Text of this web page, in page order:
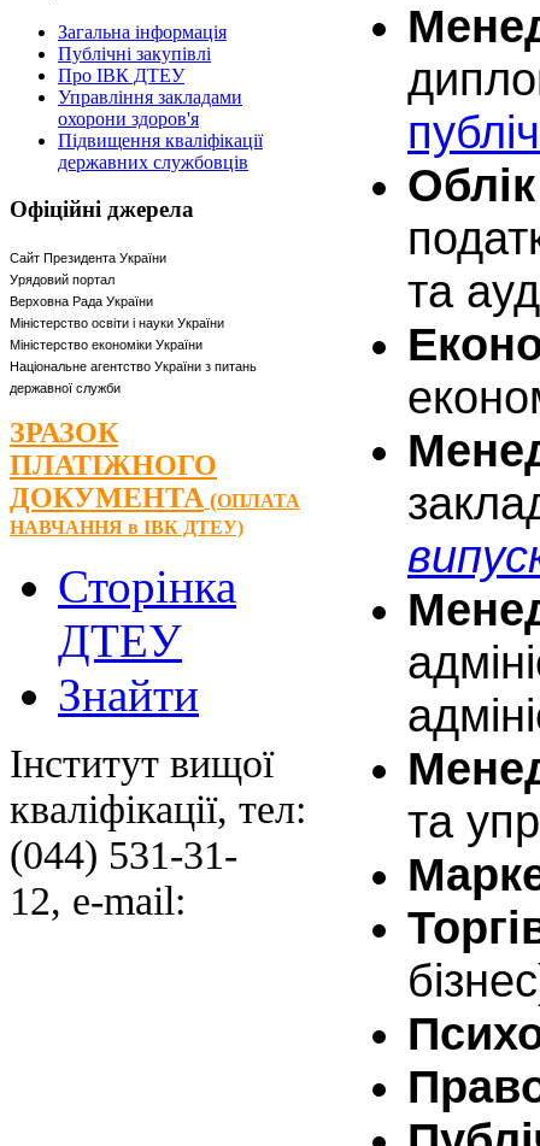
та
та
Загальна інформація
Публічні закупівлі
Про ІВК ДТЕУ
Управління закладами
охорони здоров'я
Підвищення кваліфікації
державних службовців
Офіційні джерела
Сайт Президента України
Урядовий портал
Верховна Рада України
Міністерство освіти і науки України
Міністерство економіки України
Національне агентство України з питань
державної служби
ЗРАЗОК
ПЛАТІЖНОГО
ДОКУМЕНТА (ОПЛАТА
НАВЧАННЯ в ІВК ДТЕУ)
Сторінка
ДТЕУ
Знайти
Інститут вищої
кваліфікації, тел:
(044) 531-31-
12, e-mail: